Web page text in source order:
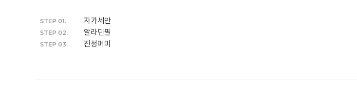
STEP 01. 자가세안
STEP 02. 알라딘필
STEP 03. 진정머미